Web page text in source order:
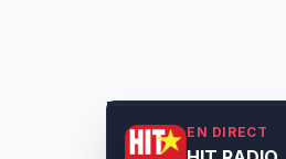
EN DIRECT